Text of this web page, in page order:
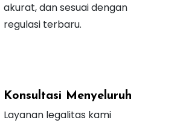
akurat, dan sesuai dengan
regulasi terbaru.
Konsultasi Menyeluruh
Layanan legalitas kami